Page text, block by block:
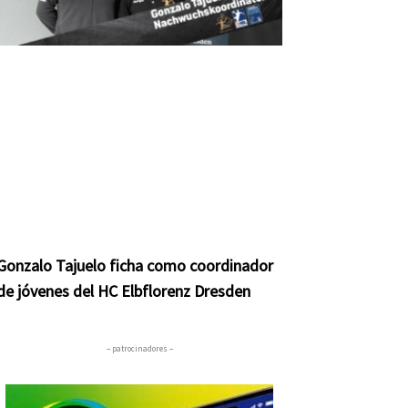
Tajuelo ficha como coordinador
jóvenes del HC Elbflorenz Dresden
– patrocinadores –